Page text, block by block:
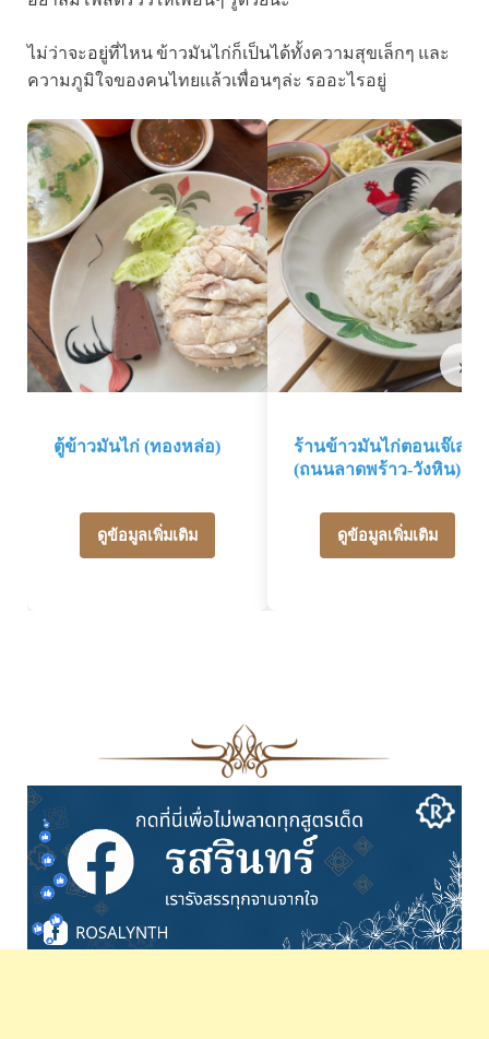
ไม่ว่าจะอยู่ที่ไหน ข้าวมันไก่ก็เป็นได้ทั้งความสุขเล็กๆ และ
ความภูมิใจของคนไทยแล้วเพื่อนๆล่ะ รออะไรอยู่
›
ตู้ข้าวมันไก่ (ทองหล่อ)
ดูข้อมูลเพิ่มเติม
ร้านข้าวมันไก่ตอนเจ๊เส่ย
(ถนนลาดพร้าว-วังหิน)
ดูข้อมูลเพิ่มเติม